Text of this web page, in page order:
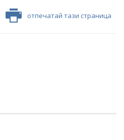
отпечатай тази страница